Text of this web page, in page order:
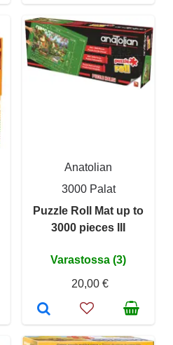
Anatolian
3000 Palat
Puzzle Roll Mat up to
3000 pieces III
Varastossa (3)
20,00 €